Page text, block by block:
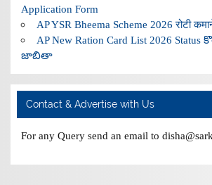
Application Form
AP YSR Bheema Scheme 2026 रोटी
AP New Ration Card List 2026 Status
జాబితా
Contact & Advertise with Us
For any Query send an email to